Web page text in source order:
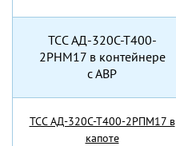
TCC АД-320С-Т400-
2РНМ17 в контейнере
с АВР
TCC АД-320С-Т400-2РПМ17 в
капоте